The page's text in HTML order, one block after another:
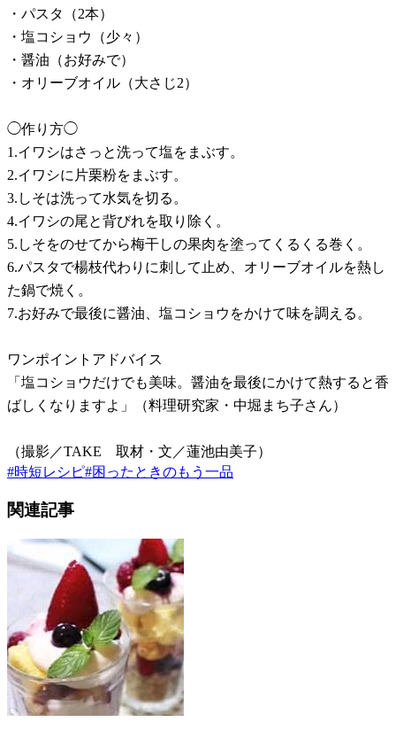
・パスタ（2本）
・塩コショウ（少々）
・醤油（お好みで）
・オリーブオイル（大さじ2）
◯作り方◯
1.イワシはさっと洗って塩をまぶす。
2.イワシに片栗粉をまぶす。
3.しそは洗って水気を切る。
4.イワシの尾と背びれを取り除く。
5.しそをのせてから梅干しの果肉を塗ってくるくる巻く。
6.パスタで楊枝代わりに刺して止め、オリーブオイルを熱し
た鍋で焼く。
7.お好みで最後に醤油、塩コショウをかけて味を調える。
ワンポイントアドバイス
「塩コショウだけでも美味。醤油を最後にかけて熱すると香
ばしくなりますよ」（料理研究家・中堀まち子さん）
（撮影／TAKE 取材・文／蓮池由美子）
#時短レシピ#困ったときのもう一品
関連記事